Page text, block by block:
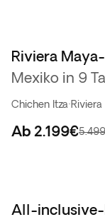
Flash-Sale
Riviera
Mexiko in 9
Chichen Itza·
Ab 2.199€
Flash-Sale
All-inclusive-